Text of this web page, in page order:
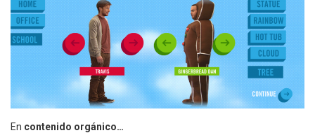
En contenido orgánico…